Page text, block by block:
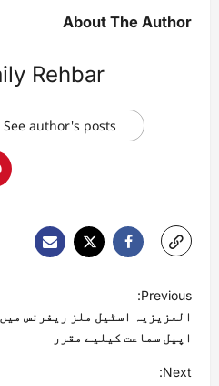
About The Author
Rehbar
See author's posts
Previous:
العزیزیہ اسٹیل ملز ریفرنس
اپیل سماعت کیلیے مقرر
Next: